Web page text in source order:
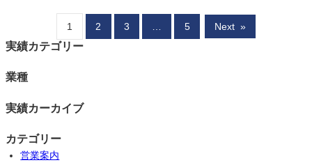
1 2 3 5 Next »
実績カテゴリー
業種
実績カーカイブ
カテゴリー
営業案内